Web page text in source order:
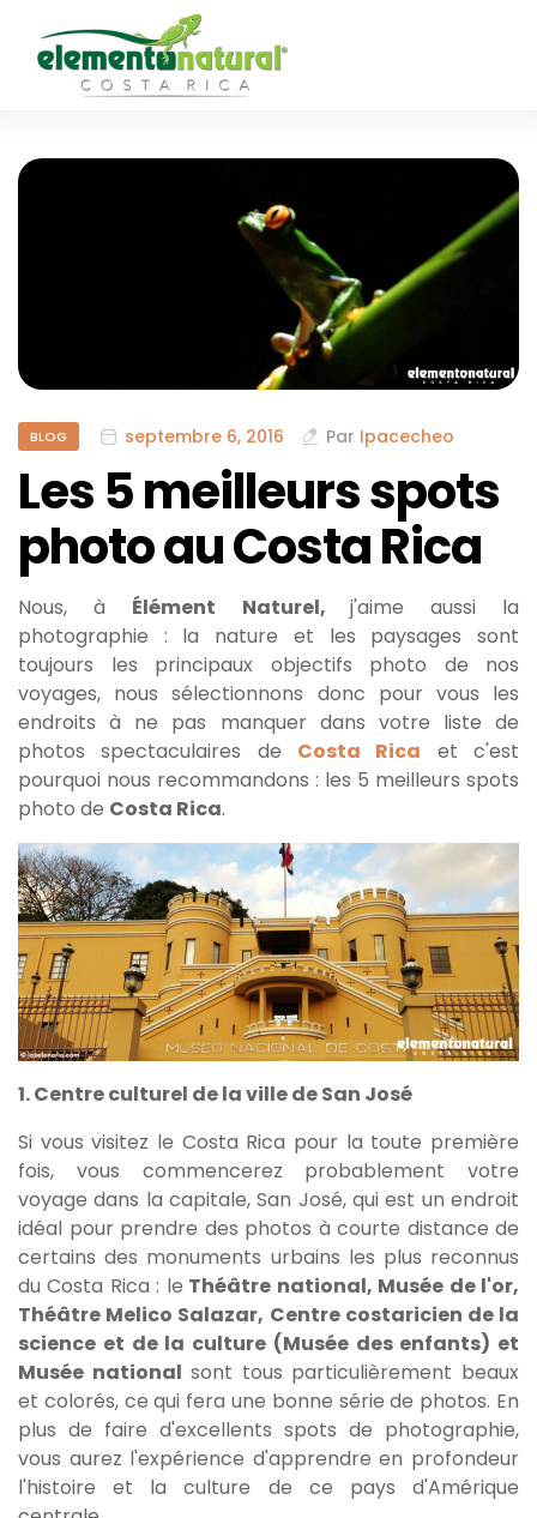
BLOG septembre 6, 2016 Par Ipacecheo
Les 5 meilleurs spots
photo au Costa Rica
Nous, à Élément Naturel,j'aime aussi la
photographie : la nature et les paysages sont
toujours les principaux objectifs photo de nos
voyages, nous sélectionnons donc pour vous les
endroits à ne pas manquer dans votre liste de
photos spectaculaires de Costa Rica et c'est
pourquoi nous recommandons : les 5 meilleurs spots
photo de Costa Rica.
1. Centre culturel de la ville de San José
Si vous visitez le Costa Rica pour la toute première
fois, vous commencerez probablement votre
voyage dans la capitale, San José, qui est un endroit
idéal pour prendre des photos à courte distance de
certains des monuments urbains les plus reconnus
du Costa Rica : le Théâtre national, Musée de l'or,
Théâtre Melico Salazar, Centre costaricien de la
science et de la culture (Musée des enfants) et
Musée national sont tous particulièrement beaux
et colorés, ce qui fera une bonne série de photos. En
plus de faire d'excellents spots de photographie,
vous aurez l'expérience d'apprendre en profondeur
l'histoire et la culture de ce pays d'Amérique